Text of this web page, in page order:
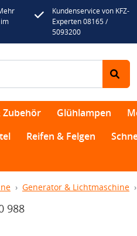
Kundenservice von KFZ-
Experten 08165 /
5093200
Zubehör Glühlampen
Reifen & Felgen
Generator & Lichtmaschine
988